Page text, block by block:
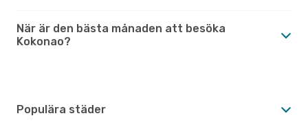
När är den bästa månaden att besöka
Kokonao?
Populära städer